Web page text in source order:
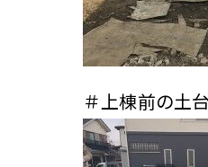
＃上棟前の土